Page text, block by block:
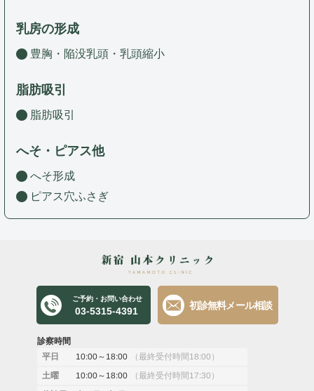
乳房の形成
豊胸・陥没乳頭・乳頭縮小
脂肪吸引
脂肪吸引
へそ・ピアス他
へそ形成
ピアス穴ふさぎ
ご予約・お問い合わせ
03-5315-4391
初診無料メール相談
診察時間
平日 10:00～18:00 （最終受付時間18:00）
土曜 10:00～18:00 （最終受付時間17:30）